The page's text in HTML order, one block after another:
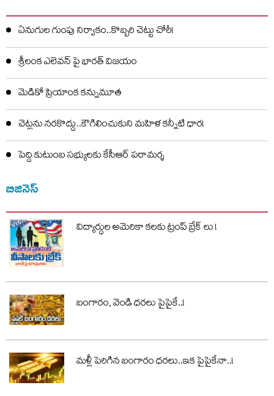
ఏనుగుల గుంపు నిర్వాకం..కొబ్బరి చెట్టు చోరీ!
శ్రీలంక ఎలెవన్‌ పై భారత్ విజయం
మెడికో ప్రియాంక కన్నుమూత
చెట్లను నరకొద్దు..కౌగిలించుకుని మహిళ కన్నీటి ధార!
పెద్ది కుటుంబ సభ్యులకు కేసీఆర్ పరామర్శ
బిజినెస్
విద్యార్ధుల అమెరికా కలకు ట్రంప్ బ్రేక్ లు !
బంగారం, వెండి ధరలు పైపైకే..!
మళ్లీ పెరిగిన బంగారం ధరలు..ఇక పైపైకేనా..!